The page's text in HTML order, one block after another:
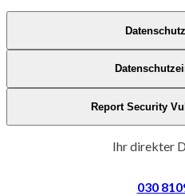
Report Security
Ihr direkter
030